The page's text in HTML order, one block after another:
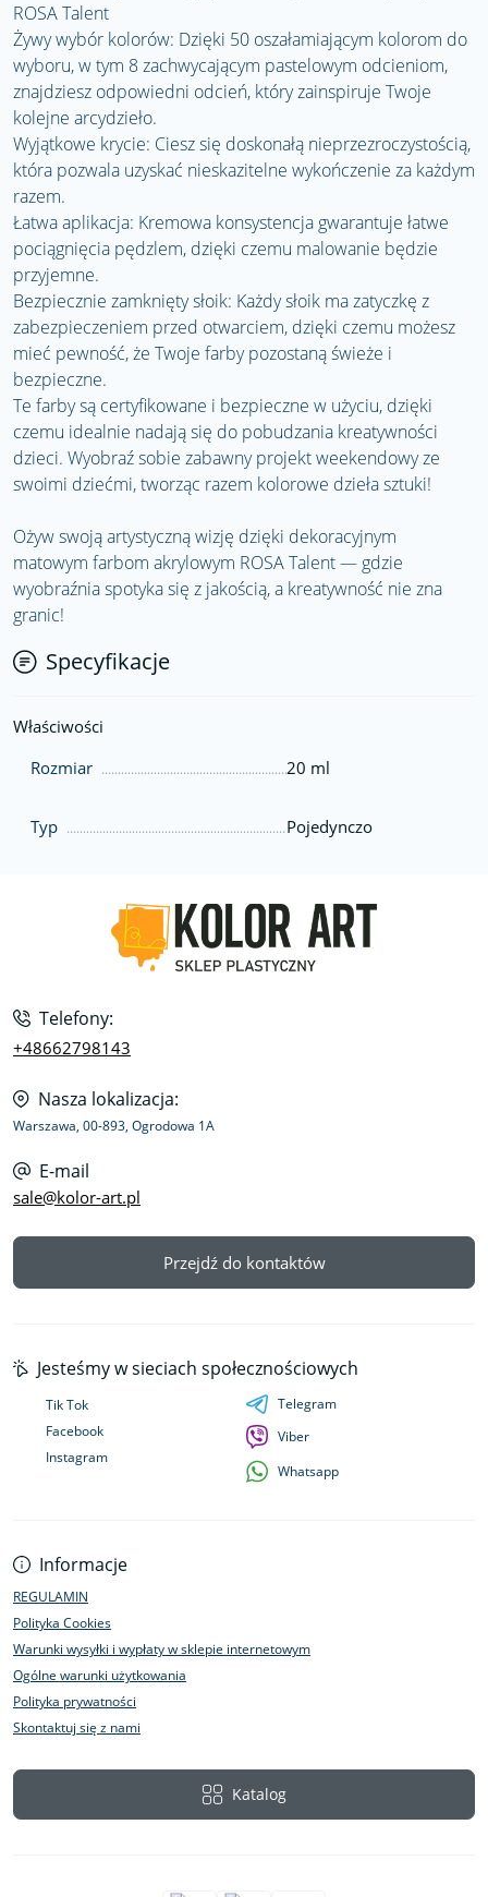
ROSA Talent
Żywy wybór kolorów: Dzięki 50 oszałamiającym kolorom do
wyboru, w tym 8 zachwycającym pastelowym odcieniom,
znajdziesz odpowiedni odcień, który zainspiruje Twoje
kolejne arcydzieło.
Wyjątkowe krycie: Ciesz się doskonałą nieprzezroczystością,
która pozwala uzyskać nieskazitelne wykończenie za każdym
razem.
Łatwa aplikacja: Kremowa konsystencja gwarantuje łatwe
pociągnięcia pędzlem, dzięki czemu malowanie będzie
przyjemne.
Bezpiecznie zamknięty słoik: Każdy słoik ma zatyczkę z
zabezpieczeniem przed otwarciem, dzięki czemu możesz
mieć pewność, że Twoje farby pozostaną świeże i
bezpieczne.
Te farby są certyfikowane i bezpieczne w użyciu, dzięki
czemu idealnie nadają się do pobudzania kreatywności
dzieci. Wyobraź sobie zabawny projekt weekendowy ze
swoimi dziećmi, tworząc razem kolorowe dzieła sztuki!
Ożyw swoją artystyczną wizję dzięki dekoracyjnym
matowym farbom akrylowym ROSA Talent — gdzie
wyobraźnia spotyka się z jakością, a kreatywność nie zna
granic!
Specyfikacje
Właściwości
Rozmiar
20 ml
Typ Pojedynczo
Telefony:
+48662798143
Nasza lokalizacja:
Warszawa, 00-893, Ogrodowa 1A
E-mail
sale@kolor-art.pl
Przejdź do kontaktów
Informacje
REGULAMIN
Polityka Cookies
Warunki wysyłki i wypłaty w sklepie internetowym
Ogólne warunki użytkowania
Polityka prywatności
Skontaktuj się z nami
Katalog
Jesteśmy w sieciach społecznościowych
Tik Tok
Facebook
Instagram
Telegram
Viber
Whatsapp